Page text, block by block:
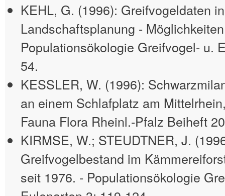
KEHL, G. (1996): Greifvogeldaten
Landschaftsplanung -
Populationsökologie Greifvogel- u.
54.
KESSLER, W. (1996):
an einem Schlafplatz am
Fauna Flora Rheinl.-Pfalz Beiheft
KIRMSE, W.; STEUDTNER, J.
Greifvogelbestand im
seit 1976. - Populationsökologie